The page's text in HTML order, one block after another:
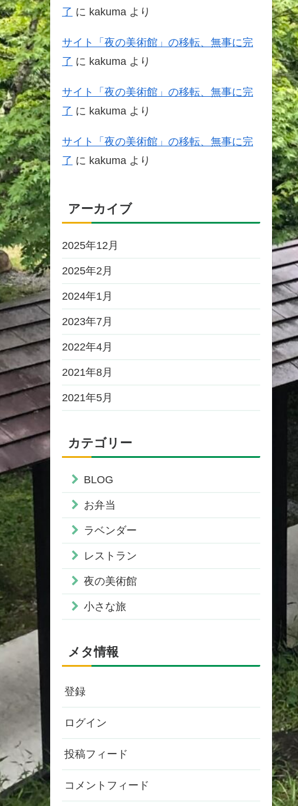
了 に kakuma より
サイト「夜の美術館」の移転、無事に完
了 に kakuma より
サイト「夜の美術館」の移転、無事に完
了 に kakuma より
サイト「夜の美術館」の移転、無事に完
了 に kakuma より
アーカイブ
2025年12月
2025年2月
2024年1月
2023年7月
2022年4月
2021年8月
2021年5月
カテゴリー
BLOG
お弁当
ラベンダー
レストラン
夜の美術館
小さな旅
メタ情報
登録
ログイン
投稿フィード
コメントフィード